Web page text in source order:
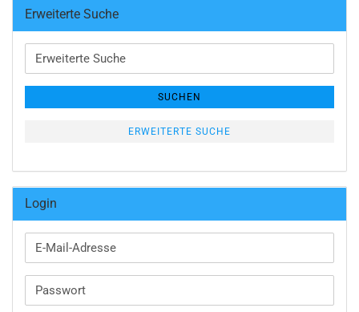
Erweiterte Suche
Erweiterte
Suche
SUCHEN
ERWEITERTE SUCHE
Login
E-
Mail-
Passwort